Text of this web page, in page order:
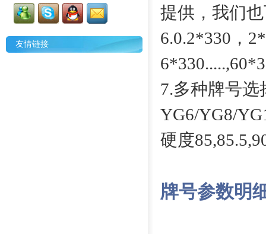
友情链接
提供，我们
6.0.2*330，
7.多种牌号选
YG6/YG8/
硬度
牌号参数明